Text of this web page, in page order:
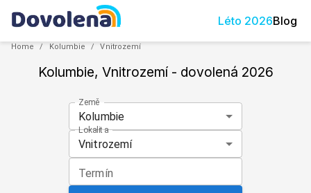
Léto 2026Blog
Home / Kolumbie / Vnitrozemí
Kolumbie, Vnitrozemí- dovolená 2026
Země
Kolumbie
Lokalita
Vnitrozemí
Termín